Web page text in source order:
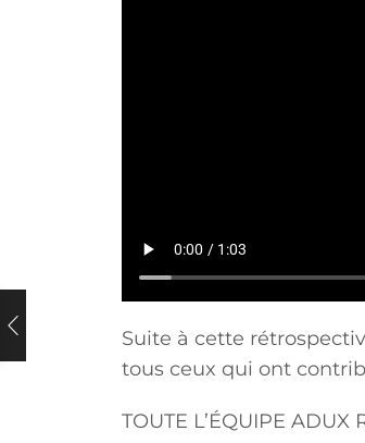
Suite à cette
tous ceux qui ont
TOUTE L’ÉQUIPE ADUX